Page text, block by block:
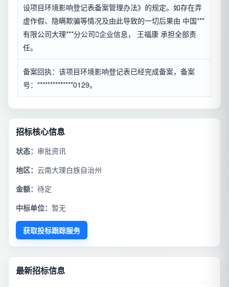
设项目环境影响登记表备案管理办法》的规定。如存在弄
虚作假、隐瞒欺骗等情况及由此导致的一切后果由 中国***
有限公司大理***分公司企业信息， 王福康 承担全部责
任。
备案回执：该项目环境影响登记表已经完成备案，备案
号：**************0129。
招标核心信息
状态： 审批资讯
地区： 云南大理白族自治州
金额： 待定
中标单位： 暂无
获取投标跟踪服务
最新招标信息